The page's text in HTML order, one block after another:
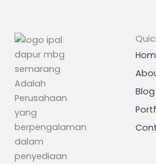
Adalah
Perusahaan
yang
berpengalaman
dalam
penyediaan
Blog